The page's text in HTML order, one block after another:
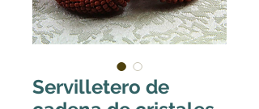
Servilletero de